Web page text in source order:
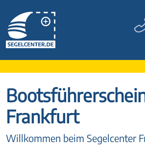
Frankfurt
Willkommen beim Segelcenter